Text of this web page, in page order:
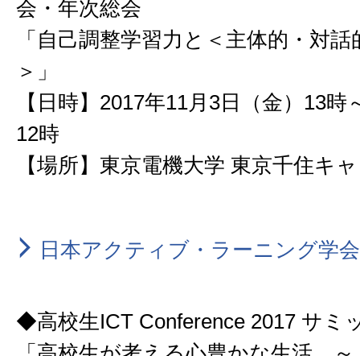
会・年次総会
「自己調整学習力と＜主体的・対
＞」
【日時】2017年11月3日（金）13
12時
【場所】東京電機大学 東京千住キ
日本アクティブ・ラーニング学会
◆高校生ICT Conference 2017 サミ